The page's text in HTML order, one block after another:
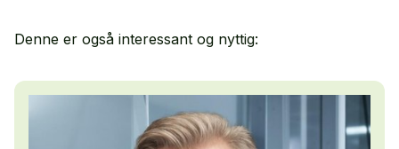
Denne er også interessant og nyttig: